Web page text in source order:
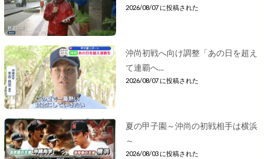
2026/08/07 に投稿された
沖尚初戦へ向け調整「あの日を超え
て連覇へ...
2026/08/07 に投稿された
夏の甲子園～沖尚の初戦相手は横浜
～
2026/08/03 に投稿された